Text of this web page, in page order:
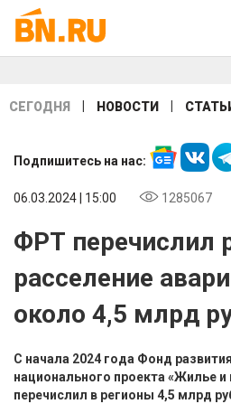
СЕГОДНЯ НОВОСТИ
Подпишитесь на нас:
06.03.2024 | 15:00 1285067
ФРТ перечислил
расселение
около 4,5 млрд
С начала 2024 года Фонд
национального проекта «Жилье и
перечислил в регионы 4,5 млрд